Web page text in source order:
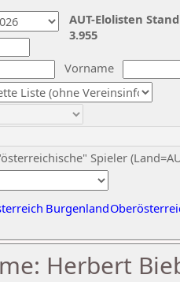
Vorname
Spieler
Burgenland
AUT-Elolisten
3.955
Herbert